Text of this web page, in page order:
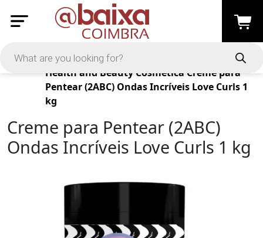
Products
Health and Beauty Cosmética Creme para
Pentear (2ABC) Ondas Incríveis Love Curls 1
kg
Creme para Pentear (2ABC)
Ondas Incríveis Love Curls 1 kg